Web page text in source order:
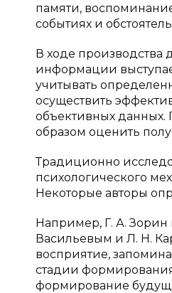
памяти,
событиях и
В ходе производства
информации
учитывать
осуществить
объективных данных.
образом оценить
Традиционно
психологического
Некоторые авторы
Например, Г. А. Зорин
Васильевым и Л. Н.
восприятие,
стадии
формирование